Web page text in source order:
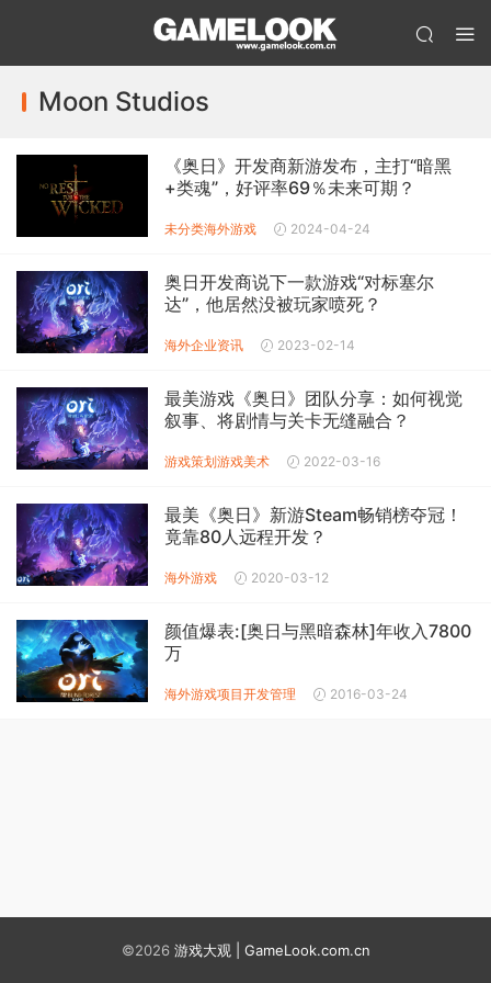
Moon Studios
《奥日》开发商新游发布，主打“暗黑
+类魂”，好评率69％未来可期？
未分类海外游戏 2024-04-24
奥日开发商说下一款游戏“对标塞尔
达”，他居然没被玩家喷死？
海外企业资讯 2023-02-14
最美游戏《奥日》团队分享：如何视觉
叙事、将剧情与关卡无缝融合？
游戏策划游戏美术 2022-03-16
最美《奥日》新游Steam畅销榜夺冠！
竟靠80人远程开发？
海外游戏 2020-03-12
颜值爆表:[奥日与黑暗森林]年收入7800
万
海外游戏项目开发管理 2016-03-24
©2026 游戏大观 | GameLook.com.cn